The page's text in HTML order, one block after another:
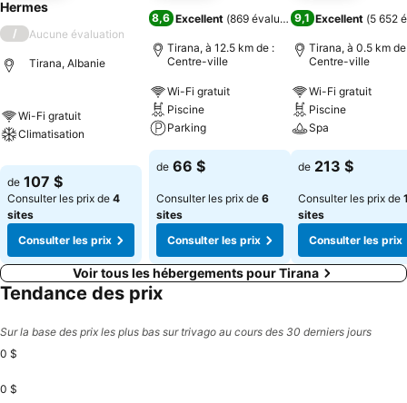
Hermes
/ Aucune évaluation
Tirana, Albanie
Wi-Fi gratuit
Climatisation
de 107 $
Consulter les prix de 4
sites
Consulter les prix
8,6 Excellent (869 évaluations )
Tirana, à 12.5 km de :
Centre-ville
Wi-Fi gratuit
Piscine
Parking
de 66 $
Consulter les prix de 6
sites
Consulter les prix
9,1 Excellent (5 652
Tirana, à 0.5 km
Centre-ville
Wi-Fi gratuit
Piscine
Spa
de 213 $
Consulter les prix de
sites
Consulter les prix
Voir tous les hébergements pour Tirana
Tendance des prix
Sur la base des prix les plus bas sur trivago au cours des 30 derniers jours
0 $
0 $